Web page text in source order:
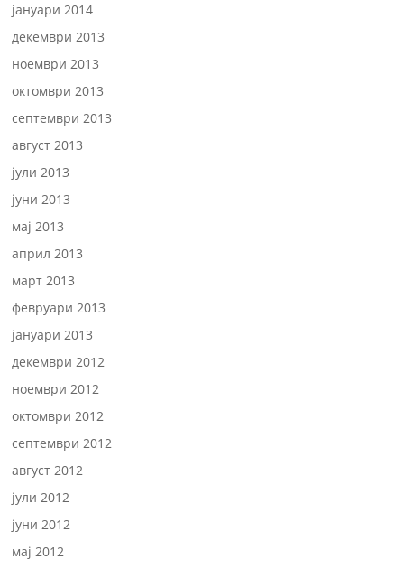
јануари 2014
декември 2013
ноември 2013
октомври 2013
септември 2013
август 2013
јули 2013
јуни 2013
мај 2013
април 2013
март 2013
февруари 2013
јануари 2013
декември 2012
ноември 2012
октомври 2012
септември 2012
август 2012
јули 2012
јуни 2012
мај 2012